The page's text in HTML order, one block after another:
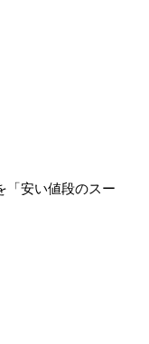
「安い値段のスー